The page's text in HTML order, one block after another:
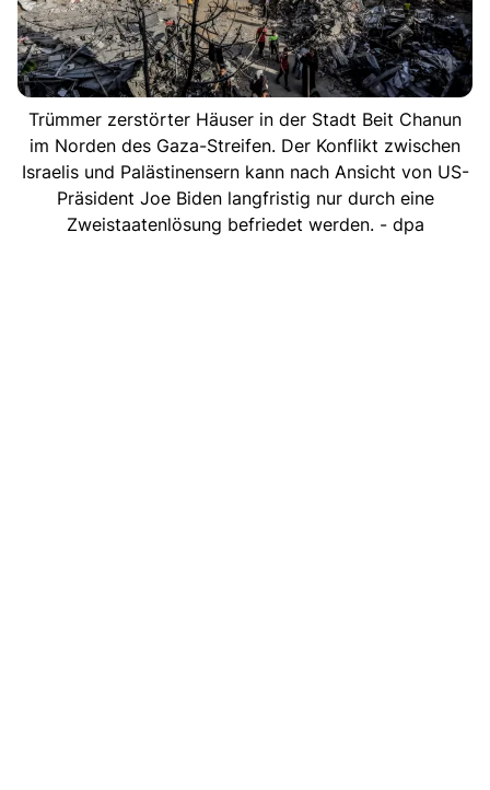
Trümmer zerstörter Häuser in der Stadt Beit Chanun
im Norden des Gaza-Streifen. Der Konflikt zwischen
Israelis und Palästinensern kann nach Ansicht von US-
Präsident Joe Biden langfristig nur durch eine
Zweistaatenlösung befriedet werden. - dpa